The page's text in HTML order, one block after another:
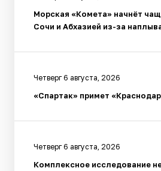
Морская «Комета» начнёт
Сочи и Абхазией из-за
Четверг 6 августа, 2026
«Спартак» примет
Четверг 6 августа, 2026
Комплексное исследование